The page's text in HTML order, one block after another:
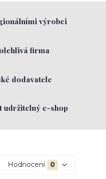
výrobci
firma
dodavatele
udržitelný e-shop
Hodnocení 0